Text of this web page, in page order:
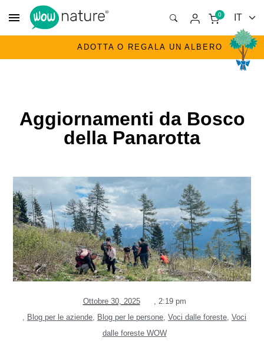
menu 0
ADOTTA O REGALA UN ALBERO
Aggiornamenti da Bosco
della Panarotta
Ottobre 30, 2025 , 2:19 pm
, Blog per le aziende, Blog per le persone, Voci dalle foreste, Voci
dalle foreste WOW